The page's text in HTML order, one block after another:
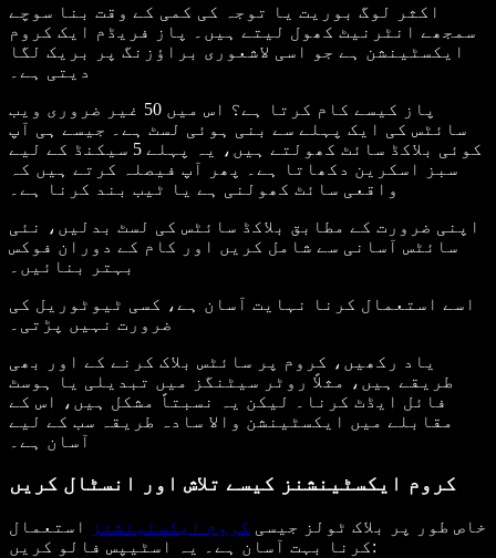
اکثر لوگ بوریت یا توجہ کی کمی کے وقت بنا سوچے
سمجھے انٹرنیٹ کھول لیتے ہیں۔ پاز فریڈم ایک کروم
ایکسٹینشن ہے جو اسی لاشعوری براؤزنگ پر بریک لگا
دیتی ہے۔
پاز کیسے کام کرتا ہے؟ اس میں 50 غیر ضروری ویب
سائٹس کی ایک پہلے سے بنی ہوئی لسٹ ہے۔ جیسے ہی آپ
کوئی بلاکڈ سائٹ کھولتے ہیں، یہ پہلے 5 سیکنڈ کے لیے
سبز اسکرین دکھاتا ہے۔ پھر آپ فیصلہ کرتے ہیں کہ
واقعی سائٹ کھولنی ہے یا ٹیب بند کرنا ہے۔
اپنی ضرورت کے مطابق بلاکڈ سائٹس کی لسٹ بدلیں، نئی
سائٹس آسانی سے شامل کریں اور کام کے دوران فوکس
بہتر بنائیں۔
اسے استعمال کرنا نہایت آسان ہے، کسی ٹیوٹوریل کی
ضرورت نہیں پڑتی۔
یاد رکھیں، کروم پر سائٹس بلاک کرنے کے اور بھی
طریقے ہیں، مثلاً روٹر سیٹنگز میں تبدیلی یا ہوسٹ
فائل ایڈٹ کرنا۔ لیکن یہ نسبتاً مشکل ہیں، اس کے
مقابلے میں ایکسٹینشن والا سادہ طریقہ سب کے لیے
آسان ہے۔
کروم ایکسٹینشنز کیسے تلاش اور انسٹال کریں
خاص طور پر بلاک ٹولز جیسی کروم ایکسٹینشنز
استعمال
کرنا بہت آسان ہے۔ یہ اسٹیپس فالو کریں: